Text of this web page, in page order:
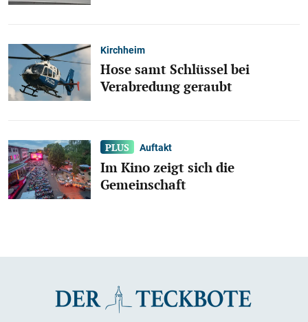
Kirchheim
Hose samt Schlüssel bei
Verabredung geraubt
Auftakt
Im Kino zeigt sich die
Gemeinschaft